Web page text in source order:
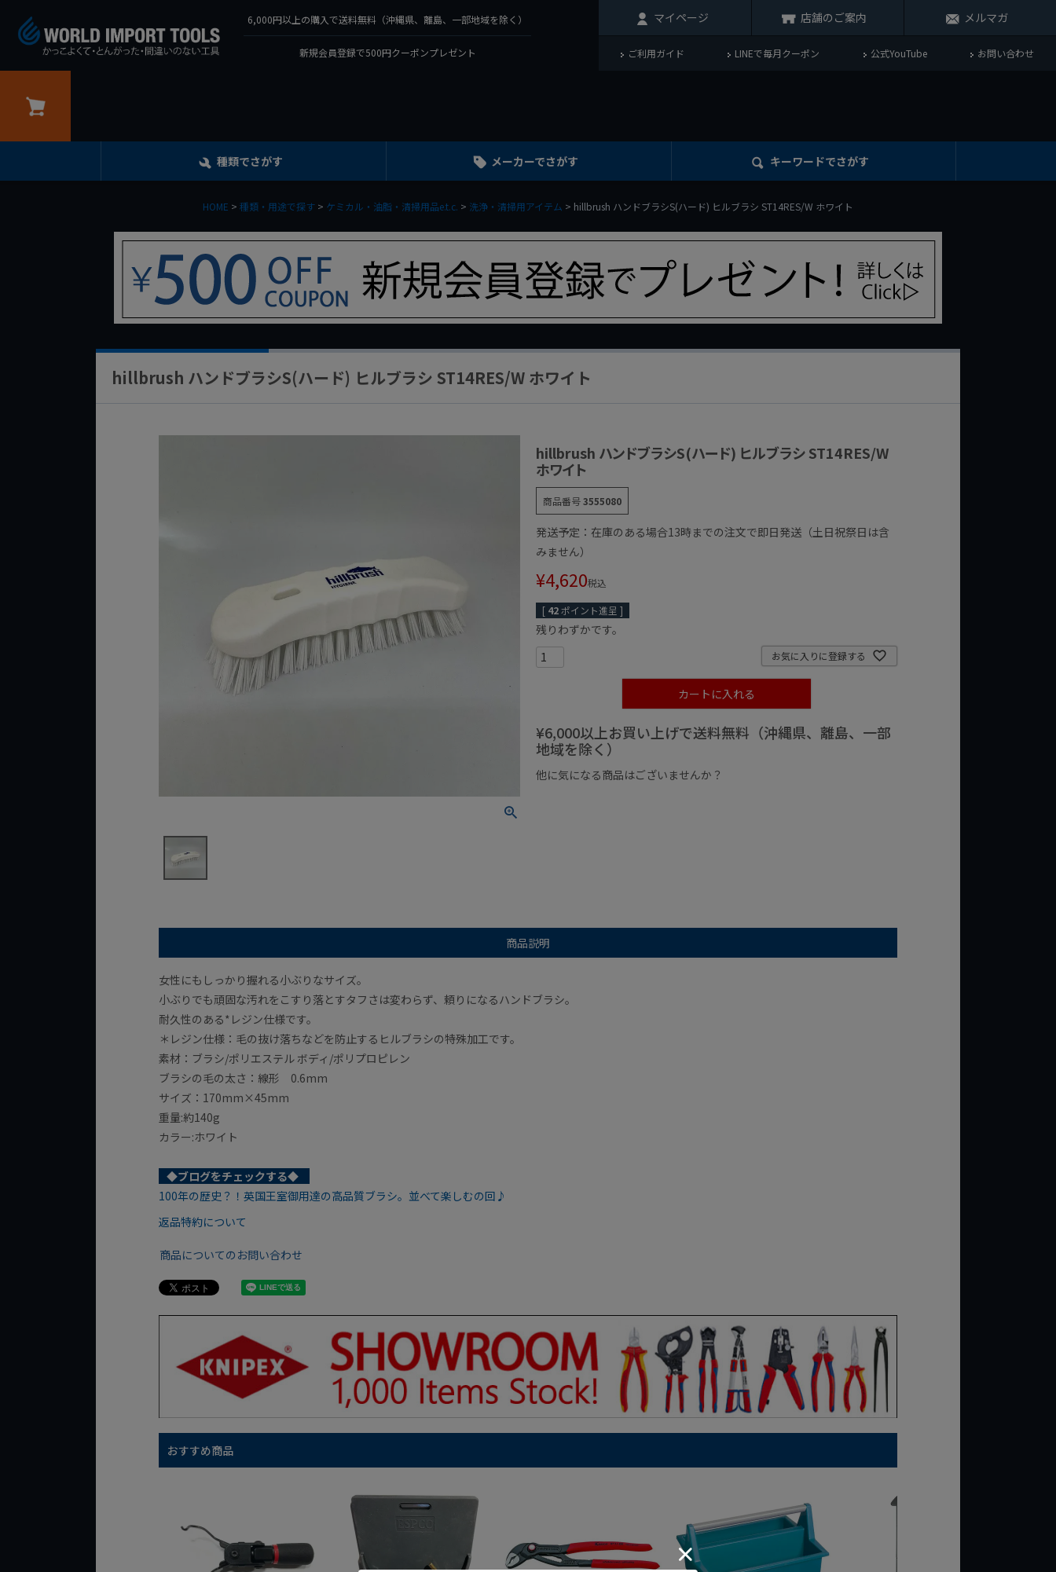
6,000円以上の購入で送料無料（沖縄県、離島、一部地域を除く）
新規会員登録で500円クーポンプレゼント
マイページ 店舗のご案内 メルマガ
ご利用ガイド LINEで毎月クーポン 公式YouTube お問い合わせ
種類でさがす メーカーでさがす キーワードでさがす
HOME 種類・用途で探す ケミカル・油脂・清掃用品e.t.c. 洗浄・清掃用アイテム hillbrush ハンドブラシS(ハード) ヒルブラシ ST14RES/W ホワイト
hillbrush ハンドブラシS(ハード) ヒルブラシ ST14RES/W ホワイト
hillbrush ハンドブラシS(ハード) ヒルブラシ ST14RES/W
ホワイト
商品番号3555080
発送予定：在庫のある場合13時までの注文で即日発送（土日祝祭日は含
みません）
¥4,620税込
[ 42ポイント進呈 ]
残りわずかです。
お気に入りに登録する
カートに入れる
¥6,000以上お買い上げで送料無料（沖縄県、離島、一部
地域を除く）
他に気になる商品はございませんか？
商品説明
女性にもしっかり握れる小ぶりなサイズ。
小ぶりでも頑固な汚れをこすり落とすタフさは変わらず、頼りになるハンドブラシ。
耐久性のある*レジン仕様です。
＊レジン仕様：毛の抜け落ちなどを防止するヒルブラシの特殊加工です。
素材：ブラシ/ポリエステル ボディ/ポリプロピレン
ブラシの毛の太さ：線形 0.6mm
サイズ：170mm×45mm
重量:約140g
カラー:ホワイト
◆ブログをチェックする◆
100年の歴史？！英国王室御用達の高品質ブラシ。並べて楽しむの回♪
返品特約について
商品についてのお問い合わせ
おすすめ商品